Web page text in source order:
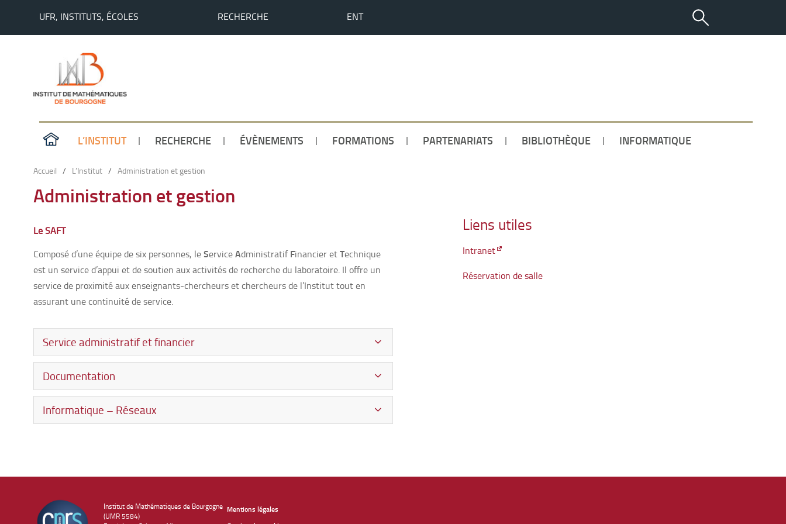
UFR, INSTITUTS, ÉCOLES RECHERCHE ENT
L’INSTITUT RECHERCHE ÉVÈNEMENTS FORMATIONS PARTENARIATS BIBLIOTHÈQUE INFORMATIQUE
Accueil / L’Institut / Administration et gestion
Administration et gestion
Le SAFT
Composé d’une équipe de six personnes, leServiceAdministratifFinancier etTechnique
est un service d’appui et de soutien aux activités de recherche du laboratoire. Il offre un
service de proximité aux enseignants-chercheurs et chercheurs de l’Institut tout en
assurant une continuité de service.
Liens utiles
Intranet
Réservation de salle
Service administratif et financier
Documentation
Informatique – Réseaux
Institut de Mathématiques de Bourgogne
(UMR 5584)
Mentions légales